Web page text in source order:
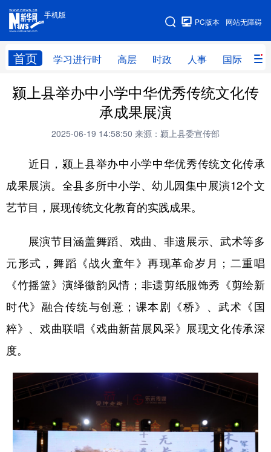
手机版
网站无障碍
PC版本
首页 学习进行时 高层 时政 人事 国际 财
手机版
网站地图
学习进行时 高层 时政 人事
财经 网评
全球连线
科技 科创 量子 体育
文化 书画 健康 军事
法律 中央文件 金融 汽车
食品 人居 信息化 数字经济
学术中国 乡村振兴 银龄 溯源中国
公益 一带一路 亚太网 上市公司
文化产业
地方频道
颍上县举办中小学中华优秀传统文化传
承成果展演
2025-06-19 14:58:50 来源：颍上县委宣传部
近日，颍上县举办中小学中华优秀传统文化传承
成果展演。全县多所中小学、幼儿园集中展演12个文
艺节目，展现传统文化教育的实践成果。
展演节目涵盖舞蹈、戏曲、非遗展示、武术等多
元形式，舞蹈《战火童年》再现革命岁月；二重唱
《竹摇篮》演绎徽韵风情；非遗剪纸服饰秀《剪绘新
时代》融合传统与创意；课本剧《桥》、武术《国
粹》、戏曲联唱《戏曲新苗展风采》展现文化传承深
度。